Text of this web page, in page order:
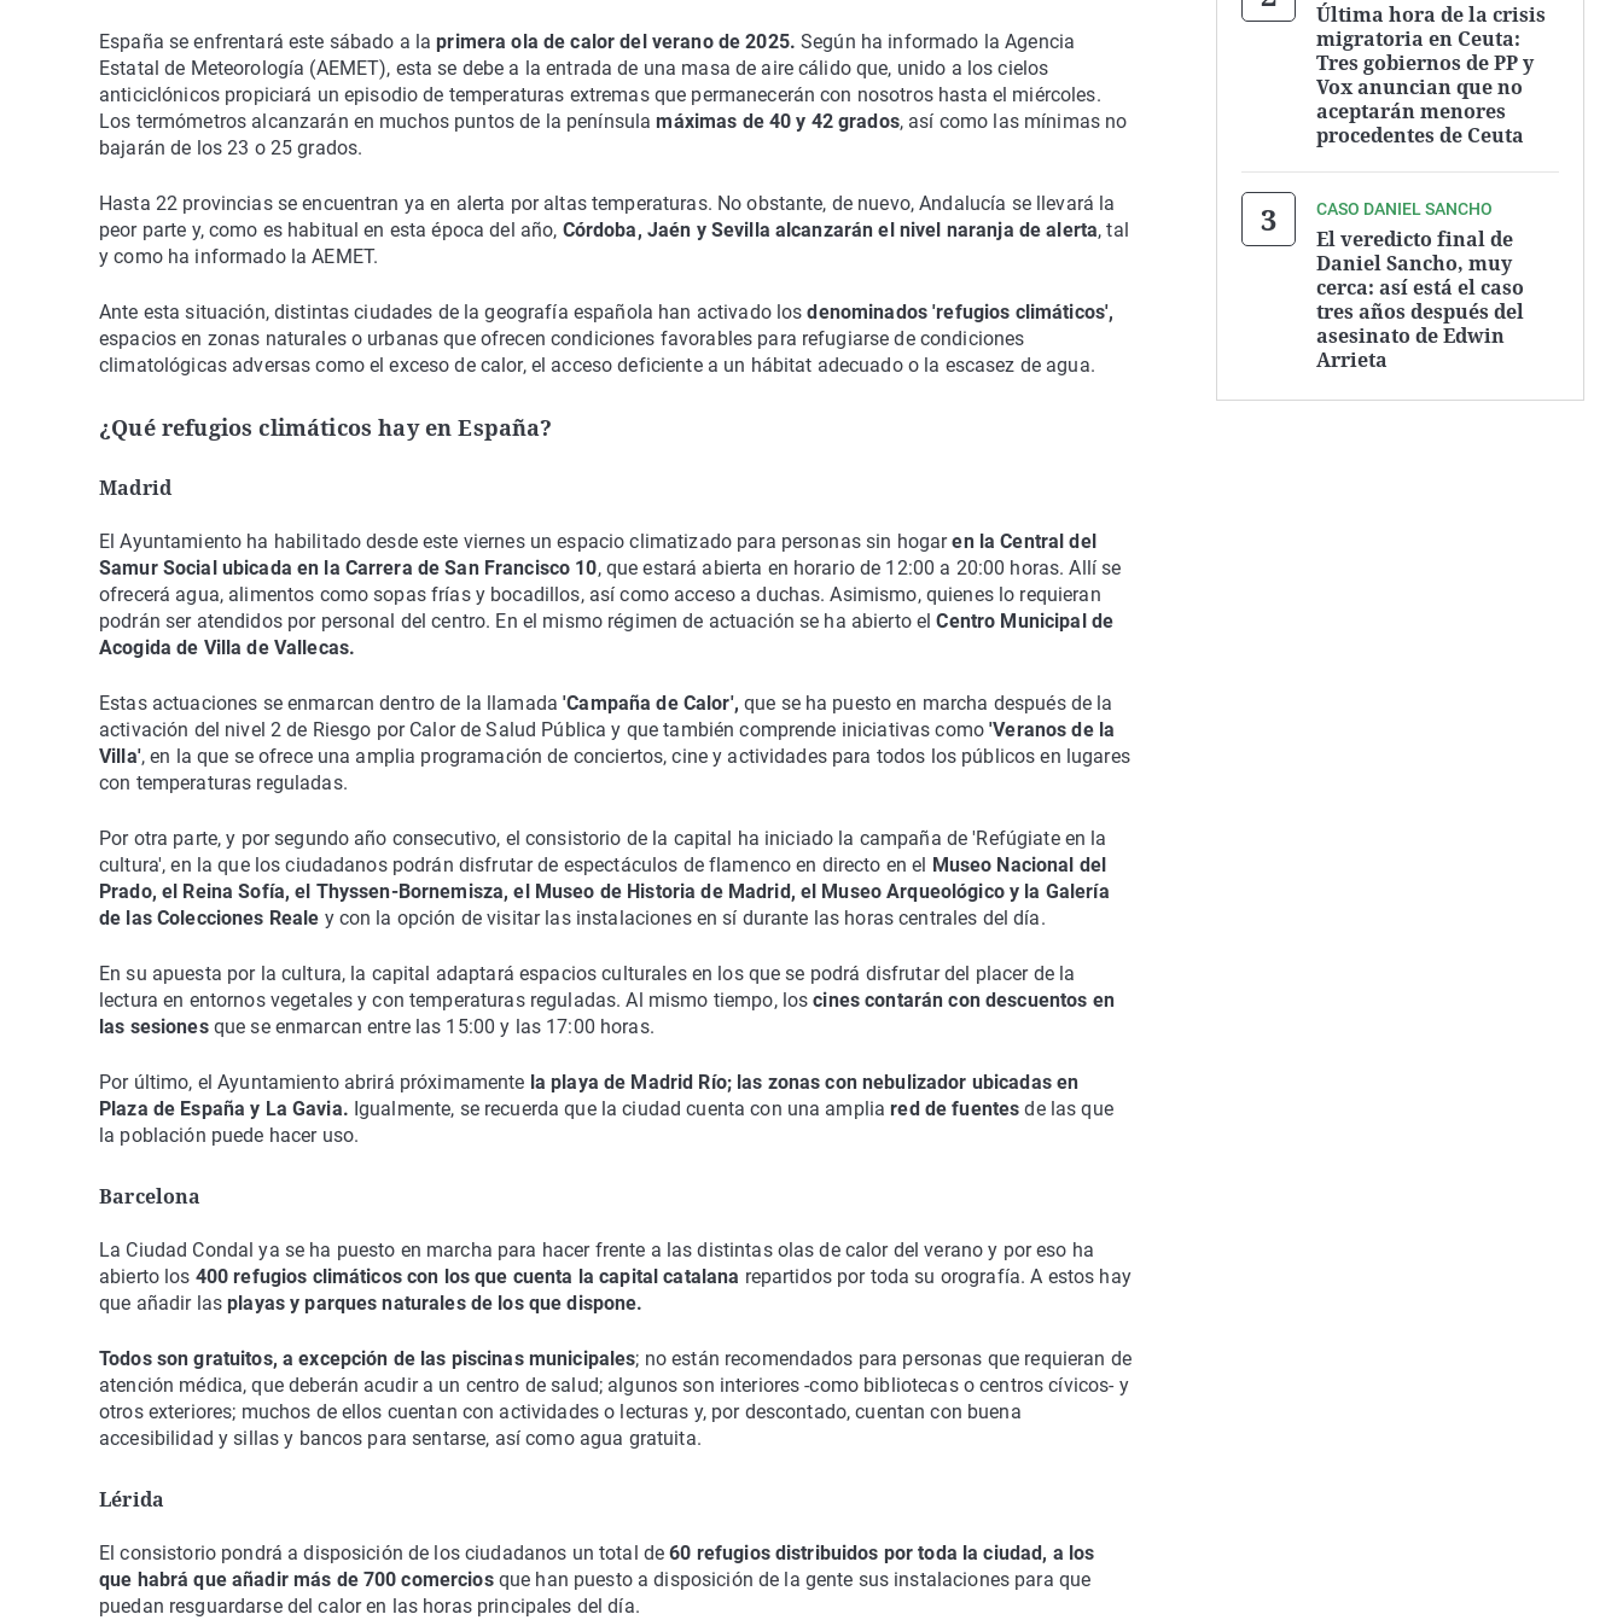
España se enfrentará este sábado a laprimera ola de calor del verano de 2025.Según ha informado la Agencia
Estatal de Meteorología (AEMET), esta se debe a la entrada de una masa de aire cálido que, unido a los cielos
anticiclónicos propiciará un episodio de temperaturas extremas que permanecerán con nosotros hasta el miércoles.
Los termómetros alcanzarán en muchos puntos de la penínsulamáximas de 40 y 42 grados, así como las mínimas no
bajarán de los 23 o 25 grados.
Hasta 22 provincias se encuentran ya en alerta por altas temperaturas. No obstante, de nuevo, Andalucía se llevará la
peor parte y, como es habitual en esta época del año, Córdoba, Jaén y Sevilla alcanzarán el nivel naranja de alerta, tal
y como ha informado la AEMET.
Ante esta situación, distintas ciudades de la geografía española han activado losdenominados 'refugios climáticos',
espacios en zonas naturales o urbanas que ofrecen condiciones favorables para refugiarse de condiciones
climatológicas adversas como el exceso de calor, el acceso deficiente a un hábitat adecuado o la escasez de agua.
¿Qué refugios climáticos hay en España?
Madrid
El Ayuntamiento ha habilitado desde este viernes un espacio climatizado para personas sin hogaren la Central del
Samur Social ubicada en la Carrera de San Francisco 10, que estará abierta en horario de 12:00 a 20:00 horas. Allí se
ofrecerá agua, alimentos como sopas frías y bocadillos, así como acceso a duchas. Asimismo, quienes lo requieran
podrán ser atendidos por personal del centro. En el mismo régimen de actuación se ha abierto elCentro Municipal de
Acogida de Villa de Vallecas.
Estas actuaciones se enmarcan dentro de la llamada 'Campaña de Calor', que se ha puesto en marcha después de la
activación del nivel 2 de Riesgo por Calor de Salud Pública y que también comprende iniciativas como'Veranos de la
Villa', en la que se ofrece una amplia programación de conciertos, cine y actividades para todos los públicos en lugares
con temperaturas reguladas.
Por otra parte, y por segundo año consecutivo, el consistorio de la capital ha iniciado la campaña de 'Refúgiate en la
cultura', en la que los ciudadanos podrán disfrutar de espectáculos de flamenco en directo en el
Museo Nacional del
Prado, el Reina Sofía, el Thyssen-Bornemisza, el Museo de Historia de Madrid, el Museo Arqueológico y la Galería
de las Colecciones Reale y con la opción de visitar las instalaciones en sí durante las horas centrales del día.
En su apuesta por la cultura, la capital adaptará espacios culturales en los que se podrá disfrutar del placer de la
lectura en entornos vegetales y con temperaturas reguladas. Al mismo tiempo, loscines contarán con descuentos en
las sesionesque se enmarcan entre las 15:00 y las 17:00 horas.
Por último, el Ayuntamiento abrirá próximamente la playa de Madrid Río; las zonas con nebulizador ubicadas en
Plaza de España y La Gavia. Igualmente, se recuerda que la ciudad cuenta con una amplia red de fuentes de las que
la población puede hacer uso.
Barcelona
La Ciudad Condal ya se ha puesto en marcha para hacer frente a las distintas olas de calor del verano y por eso ha
abierto los 400 refugios climáticos con los que cuenta la capital catalana repartidos por toda su orografía. A estos hay
que añadir lasplayas y parques naturales de los que dispone.
Todos son gratuitos, a excepción de las piscinas municipales; no están recomendados para personas que requieran de
atención médica, que deberán acudir a un centro de salud; algunos son interiores -como bibliotecas o centros cívicos- y
otros exteriores; muchos de ellos cuentan con actividades o lecturas y, por descontado, cuentan con buena
accesibilidad y sillas y bancos para sentarse, así como agua gratuita.
Lérida
El consistorio pondrá a disposición de los ciudadanos un total de60 refugios distribuidos por toda la ciudad, a los
que habrá que añadir más de 700 comerciosque han puesto a disposición de la gente sus instalaciones para que
puedan resguardarse del calor en las horas principales del día.
Última hora de la crisis
migratoria en Ceuta:
Tres gobiernos de PP y
Vox anuncian que no
aceptarán menores
procedentes de Ceuta
CASO DANIEL SANCHO
El veredicto final de
Daniel Sancho, muy
cerca: así está el caso
tres años después del
asesinato de Edwin
Arrieta